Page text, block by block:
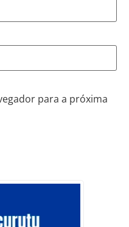
para a próxima